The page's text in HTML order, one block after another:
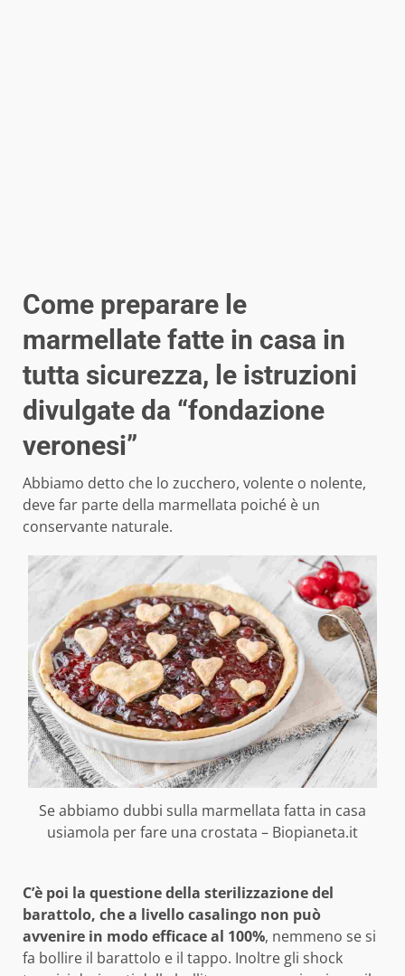
Come preparare le
marmellate fatte in casa in
tutta sicurezza, le istruzioni
divulgate da “fondazione
veronesi”
Abbiamo detto che lo zucchero, volente o nolente,
deve far parte della marmellata poiché è un
conservante naturale.
Se abbiamo dubbi sulla marmellata fatta in casa
usiamola per fare una crostata – Biopianeta.it
C’è poi la questione della sterilizzazione del
barattolo, che a livello casalingo non può
avvenire in modo efficace al 100%, nemmeno se si
fa bollire il barattolo e il tappo. Inoltre gli shock